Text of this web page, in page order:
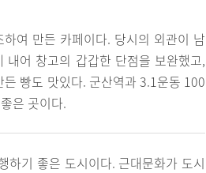
여 만든 카페이다. 당시의 외관이 남
어 창고의 갑갑한 단점을 보완했고,
빵도 맛있다. 군산역과 3.1운동 100
은 곳이다.
하기 좋은 도시이다. 근대문화가 도시